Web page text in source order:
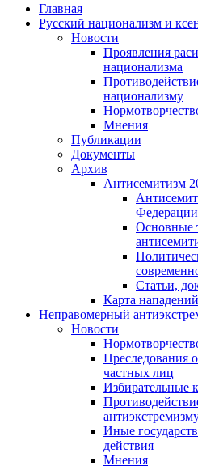
Главная
Русский национализм и
Новости
Проявления
национализма
национализму
Мнения
Публикации
Документы
Архив
Антисемитизм
Федерации
Основные
Статьи,
Карта
Неправомерный
Новости
Преследования
частных лиц
Избирательные
Иные
действия
Мнения